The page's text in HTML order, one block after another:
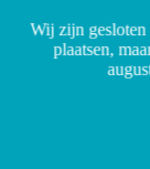
Wij zijn gesloten
plaatsen,